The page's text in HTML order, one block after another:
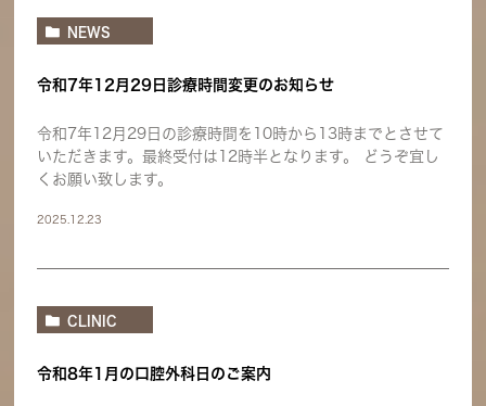
NEWS
令和7年12月29日診療時間変更のお知らせ
令和7年12月29日の診療時間を10時から13時までとさせて
いただきます。最終受付は12時半となります。 どうぞ宜し
くお願い致します。
2025.12.23
CLINIC
令和8年1月の口腔外科日のご案内